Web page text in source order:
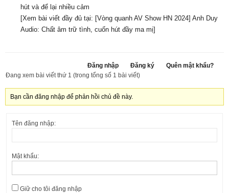
hút và để lại nhiều cảm
[Xem bài viết đầy đủ tại: [Vòng quanh AV Show HN 2024] Anh Duy
Audio: Chất âm trữ tình, cuốn hút đầy ma mị]
Đăng nhập Đăng ký
Quên mật khẩu?
Đang xem bài viết thứ 1 (trong tổng số 1 bài viết)
Bạn cần đăng nhập để phản hồi chủ đề này.
Tên đăng nhập:
Mật khẩu:
Giữ cho tôi đăng nhập